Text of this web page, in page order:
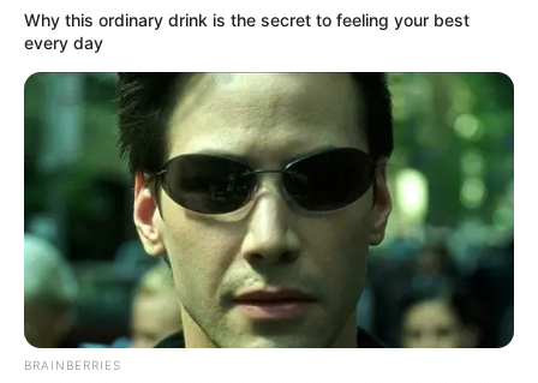
Orlando Celis no se deja
coger ventaja y confirma
cuándo rodará el tren
REGIOTRAM DEL NORTE
“Esto es un proyecto
serio”: Rey responde por
diferencias con Galán en
el Regiotram del Norte
Why this ordinary drink is the secret to feeling your best
every day
BRAINBERRIES